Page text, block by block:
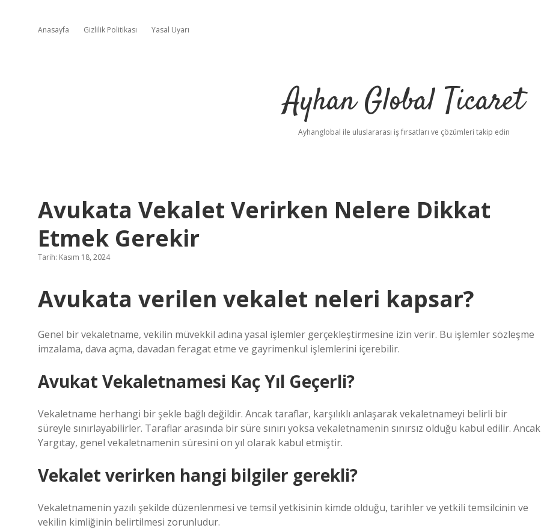
Anasayfa Gizlilik Politikası Yasal Uyarı
Ayhan Global Ticaret
Ayhanglobal ile uluslararası iş fırsatları ve çözümleri takip edin
Avukata Vekalet Verirken Nelere Dikkat
Etmek Gerekir
Tarih: Kasım 18, 2024
Avukata verilen vekalet neleri kapsar?
Genel bir vekaletname, vekilin müvekkil adına yasal işlemler gerçekleştirmesine izin verir. Bu işlemler sözleşme
imzalama, dava açma, davadan feragat etme ve gayrimenkul işlemlerini içerebilir.
Avukat Vekaletnamesi Kaç Yıl Geçerli?
Vekaletname herhangi bir şekle bağlı değildir. Ancak taraflar, karşılıklı anlaşarak vekaletnameyi belirli bir
süreyle sınırlayabilirler. Taraflar arasında bir süre sınırı yoksa vekaletnamenin sınırsız olduğu kabul edilir. Ancak
Yargıtay, genel vekaletnamenin süresini on yıl olarak kabul etmiştir.
Vekalet verirken hangi bilgiler gerekli?
Vekaletnamenin yazılı şekilde düzenlenmesi ve temsil yetkisinin kimde olduğu, tarihler ve yetkili temsilcinin ve
vekilin kimliğinin belirtilmesi zorunludur.